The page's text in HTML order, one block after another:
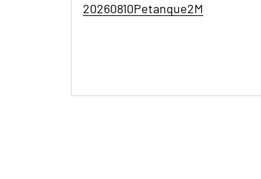
20260810Petanque2M